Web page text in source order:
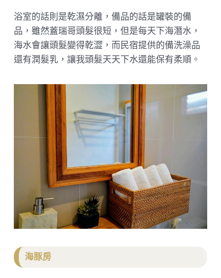
浴室的話則是乾濕分離，備品的話是罐裝的備
品，雖然蓋瑞哥頭髮很短，但是每天下海潛水，
海水會讓頭髮變得乾澀，而民宿提供的備洗澡品
還有潤髮乳，讓我頭髮天天下水還能保有柔順。
海豚房